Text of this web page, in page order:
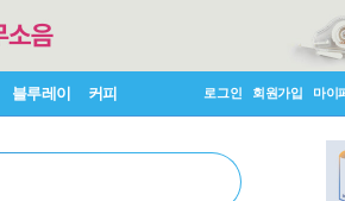
블루레이 커피 로그인 회원가입 마이